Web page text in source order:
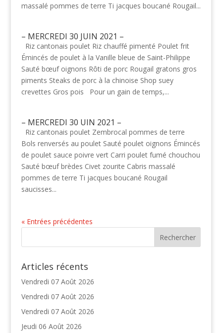
massalé pommes de terre Ti jacques boucané Rougail...
– MERCREDI 30 JUIN 2021 –
Riz cantonais poulet Riz chauffé pimenté Poulet frit
Émincés de poulet à la Vanille bleue de Saint-Philippe
Sauté bœuf oignons Rôti de porc Rougail gratons gros
piments Steaks de porc à la chinoise Shop suey
crevettes Gros pois Pour un gain de temps,...
– MERCREDI 30 UIN 2021 –
Riz cantonais poulet Zembrocal pommes de terre
Bols renversés au poulet Sauté poulet oignons Émincés
de poulet sauce poivre vert Carri poulet fumé chouchou
Sauté bœuf brèdes Civet zourite Cabris massalé
pommes de terre Ti jacques boucané Rougail
saucisses...
« Entrées précédentes
Articles récents
Vendredi 07 Août 2026
Vendredi 07 Août 2026
Vendredi 07 Août 2026
Jeudi 06 Août 2026